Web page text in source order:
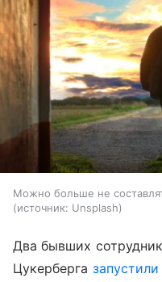
Можно больше не
источник: Unsplash
Два бывших
Цукерберга запустили